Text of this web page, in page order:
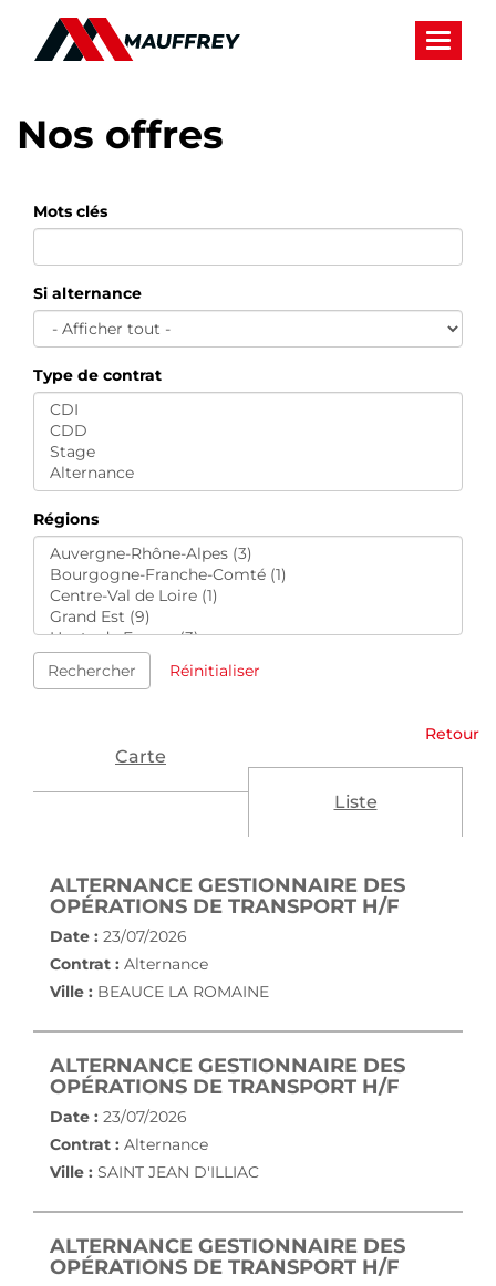
Nos offres
Mots clés
Si alternance
Type de contrat
Régions
Rechercher Réinitialiser
Retour
Carte
Liste
ALTERNANCE GESTIONNAIRE DES
OPÉRATIONS DE TRANSPORT H/F
Date : 23/07/2026
Contrat : Alternance
Ville : BEAUCE LA ROMAINE
ALTERNANCE GESTIONNAIRE DES
OPÉRATIONS DE TRANSPORT H/F
Date : 23/07/2026
Contrat : Alternance
Ville : SAINT JEAN D'ILLIAC
ALTERNANCE GESTIONNAIRE DES
OPÉRATIONS DE TRANSPORT H/F